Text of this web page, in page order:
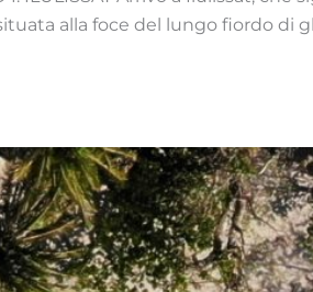
alla foce del lungo fiordo di